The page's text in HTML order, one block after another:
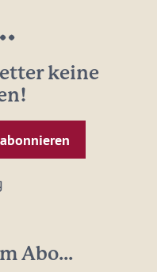
keine
Abo...